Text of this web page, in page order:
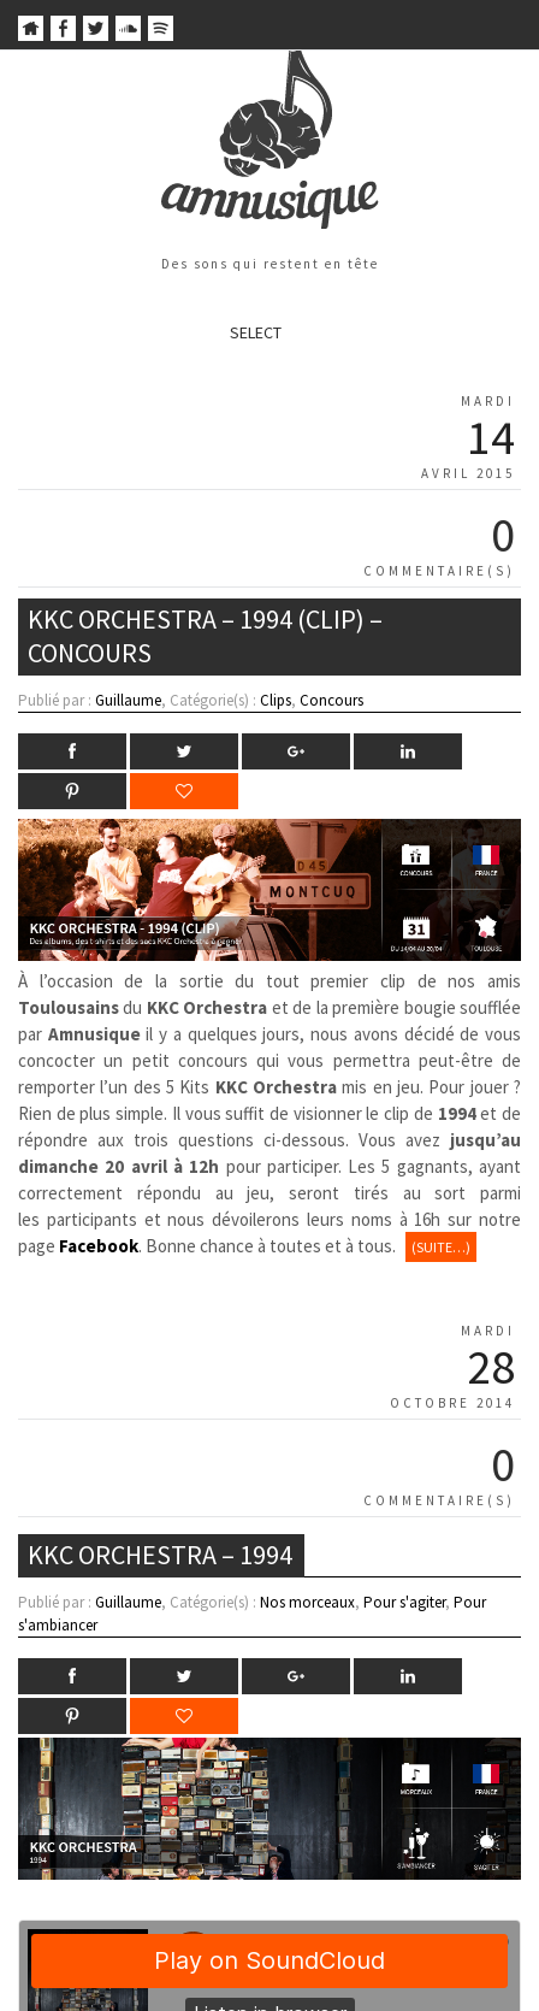
Des sons qui restent en tête
SELECT
MARDI
14
AVRIL 2015
0
COMMENTAIRE(S)
KKC ORCHESTRA – 1994 (CLIP) –
CONCOURS
Publié par : Guillaume, Catégorie(s) : Clips, Concours
À l’occasion de la sortie du tout premier clip de nos amis
Toulousainsdu KKC Orchestra et de la première bougie soufflée
par Amnusiqueil y a quelques jours, nous avons décidé de vous
concocter un petit concours qui vous permettra peut-être de
remporter l’un des 5 Kits KKC Orchestra mis en jeu. Pour jouer ?
Rien de plus simple. Il vous suffit de visionner le clip de 1994et de
répondre aux trois questions ci-dessous. Vous avez jusqu’au
dimanche 20 avril à 12h pour participer. Les 5 gagnants, ayant
correctement répondu au jeu, seront tirés au sort parmi
les participants et nous dévoilerons leurs noms à 16h sur notre
page Facebook. Bonne chance à toutes et à tous. (SUITE…)
MARDI
28
OCTOBRE 2014
0
COMMENTAIRE(S)
KKC ORCHESTRA – 1994
Publié par : Guillaume, Catégorie(s) : Nos morceaux, Pour s'agiter, Pour
s'ambiancer